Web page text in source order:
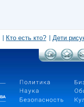
Кто есть кто? Дети